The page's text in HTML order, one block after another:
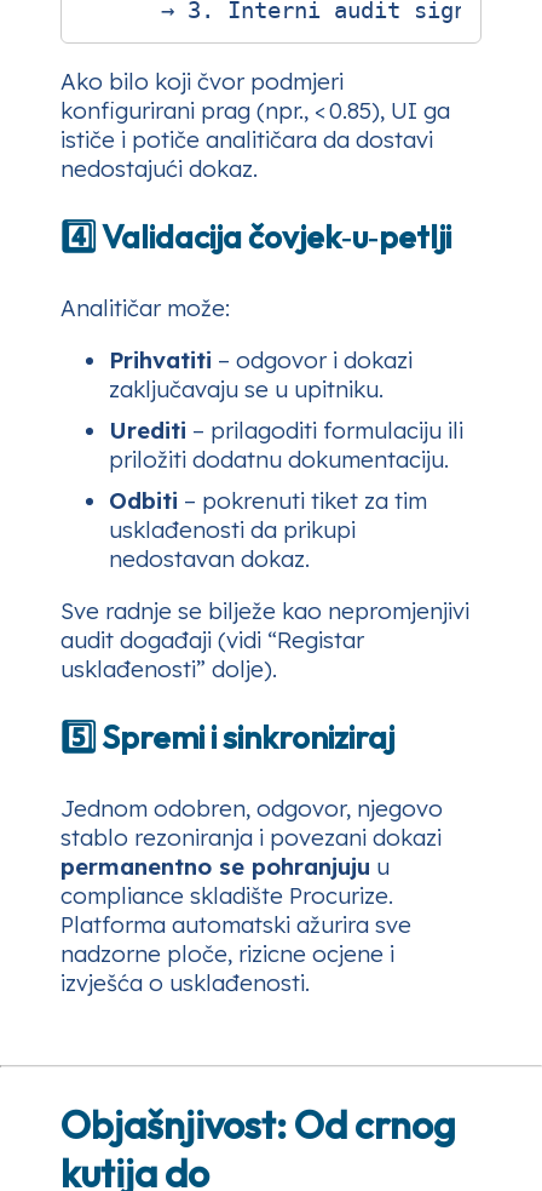
Ako bilo koji čvor podmjeri
konfigurirani prag (npr., < 0.85), UI ga
ističe i potiče analitičara da dostavi
nedostajući dokaz.
4️⃣ Validacija čovjek‑u‑petlji
Analitičar može:
Prihvatiti – odgovor i dokazi
zaključavaju se u upitniku.
Urediti – prilagoditi formulaciju ili
priložiti dodatnu dokumentaciju.
Odbiti – pokrenuti tiket za tim
usklađenosti da prikupi
nedostavan dokaz.
Sve radnje se bilježe kao nepromjenjivi
audit događaji (vidi “Registar
usklađenosti” dolje).
5️⃣ Spremi i sinkroniziraj
Jednom odobren, odgovor, njegovo
stablo rezoniranja i povezani dokazi
permanentno se pohranjuju u
compliance skladište Procurize.
Platforma automatski ažurira sve
nadzorne ploče, rizicne ocjene i
izvješća o usklađenosti.
Objašnjivost: Od crnog
kutija do